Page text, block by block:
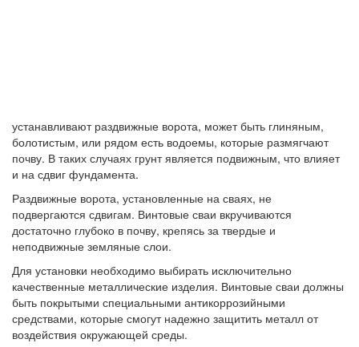
устанавливают раздвижные ворота, может быть глиняным,
болотистым, или рядом есть водоемы, которые размягчают
почву. В таких случаях грунт является подвижным, что влияет
и на сдвиг фундамента.
Раздвижные ворота, установленные на сваях, не
подвергаются сдвигам. Винтовые сваи вкручиваются
достаточно глубоко в почву, крепясь за твердые и
неподвижные земляные слои.
Для установки необходимо выбирать исключительно
качественные металлические изделия. Винтовые сваи должны
быть покрытыми специальными антикоррозийными
средствами, которые смогут надежно защитить металл от
воздействия окружающей среды.